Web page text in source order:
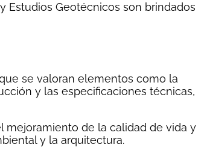
Estudios Geotécnicos son brindados
se valoran elementos como la
y las especificaciones técnicas,
mejoramiento de la calidad de vida y
y la arquitectura.